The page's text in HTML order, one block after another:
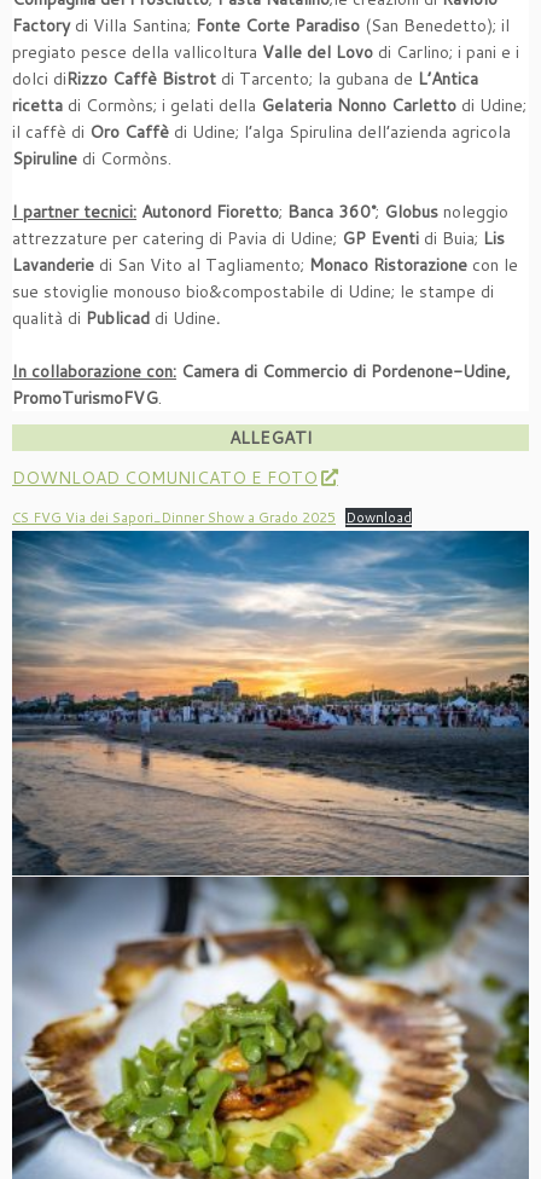
Factorydi Villa Santina; Fonte Corte Paradiso (San Benedetto); il
pregiato pesce della vallicoltura Valle del Lovo di Carlino; i pani e i
dolci diRizzo Caffè Bistrot di Tarcento; la gubana de L’Antica
ricetta di Cormòns; i gelati della Gelateria Nonno Carletto di Udine;
il caffè di Oro Caffè di Udine; l’alga Spirulina dell’azienda agricola
Spiruline di Cormòns.
I partner tecnici: Autonord Fioretto; Banca 360°; Globus noleggio
attrezzature per catering di Pavia di Udine; GP Eventi di Buia; Lis
Lavanderie di San Vito al Tagliamento; Monaco Ristorazione con le
sue stoviglie monouso bio&compostabile di Udine; le stampe di
qualità di Publicad di Udine.
In collaborazione con: Camera di Commercio di Pordenone-Udine,
PromoTurismoFVG.
ALLEGATI
DOWNLOAD COMUNICATO E FOTO
CS FVG Via dei Sapori_Dinner Show a Grado 2025 Download